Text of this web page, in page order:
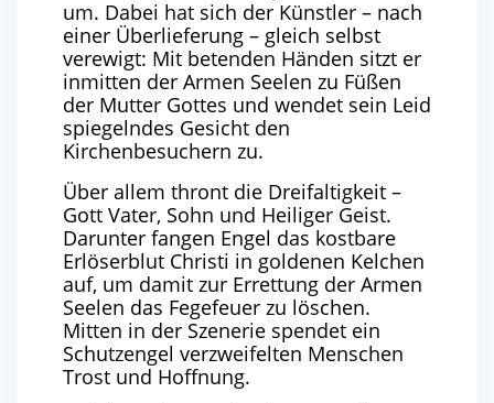
um. Dabei hat sich der Künstler – nach
einer Überlieferung – gleich selbst
verewigt: Mit betenden Händen sitzt er
inmitten der Armen Seelen zu Füßen
der Mutter Gottes und wendet sein Leid
spiegelndes Gesicht den
Kirchenbesuchern zu.
Über allem thront die Dreifaltigkeit –
Gott Vater, Sohn und Heiliger Geist.
Darunter fangen Engel das kostbare
Erlöserblut Christi in goldenen Kelchen
auf, um damit zur Errettung der Armen
Seelen das Fegefeuer zu löschen.
Mitten in der Szenerie spendet ein
Schutzengel verzweifelten Menschen
Trost und Hoffnung.